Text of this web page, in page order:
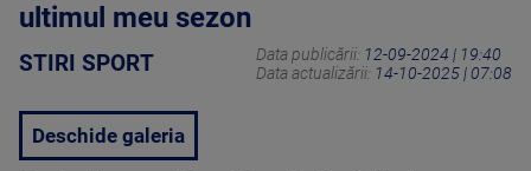
ultimul meu sezon
STIRI SPORT Data publicării: 12-09-2024 | 19:40
Data actualizării: 14-10-2025 | 07:08
Deschide galeria